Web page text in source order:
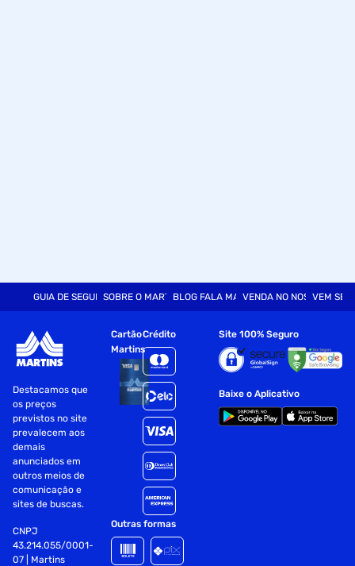
GUIA DE SEGURANÇASOBRE O MARTINSBLOG FALA MARTVENDA NO NOSSO SITE
VEM SER
Destacamos que
os preços
previstos no site
prevalecem aos
demais
anunciados em
outros meios de
comunicação e
sites de buscas.
CNPJ
43.214.055/0001-
07 | Martins
Cartão
Martins
Crédito
Outras formas
Site 100% Seguro
Baixe o Aplicativo